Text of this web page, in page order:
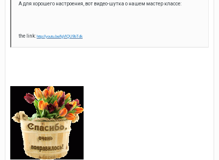
А для хорошего настроения, вот видео-шутка о нашем мастер классе:
the link: http://youtu.be/fgVlQU9bTdk